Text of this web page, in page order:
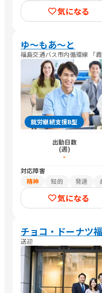
気になる
ゆ〜もあ〜と
福島交通バス市内循環線 「
就労継続支援B型
出勤日数
(週)
-
対応障害
精神
知的 発達
気になる
チョコ・ドーナツ
送迎